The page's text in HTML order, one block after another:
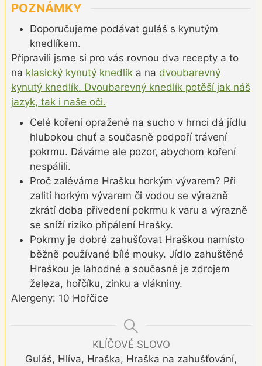
POZNÁMKY
Doporučujeme podávat guláš s kynutým
knedlíkem.
Připravili jsme si pro vás rovnou dva recepty a to
na klasický kynutý knedlík a na dvoubarevný
kynutý knedlík. Dvoubarevný knedlík potěší jak náš
jazyk, tak i naše oči.
Celé koření opražené na sucho v hrnci dá jídlu
hlubokou chuť a současně podpoří trávení
pokrmu. Dáváme ale pozor, abychom koření
nespálili.
Proč zaléváme Hrašku horkým vývarem? Při
zalití horkým vývarem či vodou se výrazně
zkrátí doba přivedení pokrmu k varu a výrazně
se sníží riziko připálení Hrašky.
Pokrmy je dobré zahušťovat Hraškou namísto
běžně používané bílé mouky. Jídlo zahuštěné
Hraškou je lahodné a současně je zdrojem
železa, hořčíku, zinku a vlákniny.
Alergeny: 10 Hořčice
KLÍČOVÉ SLOVO
Guláš, Hlíva, Hraška, Hraška na zahušťování,